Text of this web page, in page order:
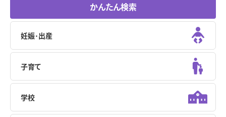
かんたん検索
妊娠･出産
子育て
学校